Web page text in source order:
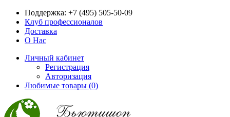
Поддержка: +7 (495) 505-50-09
Клуб профессионалов
Доставка
О Нас
Личный кабинет
Регистрация
Авторизация
Любимые товары (0)